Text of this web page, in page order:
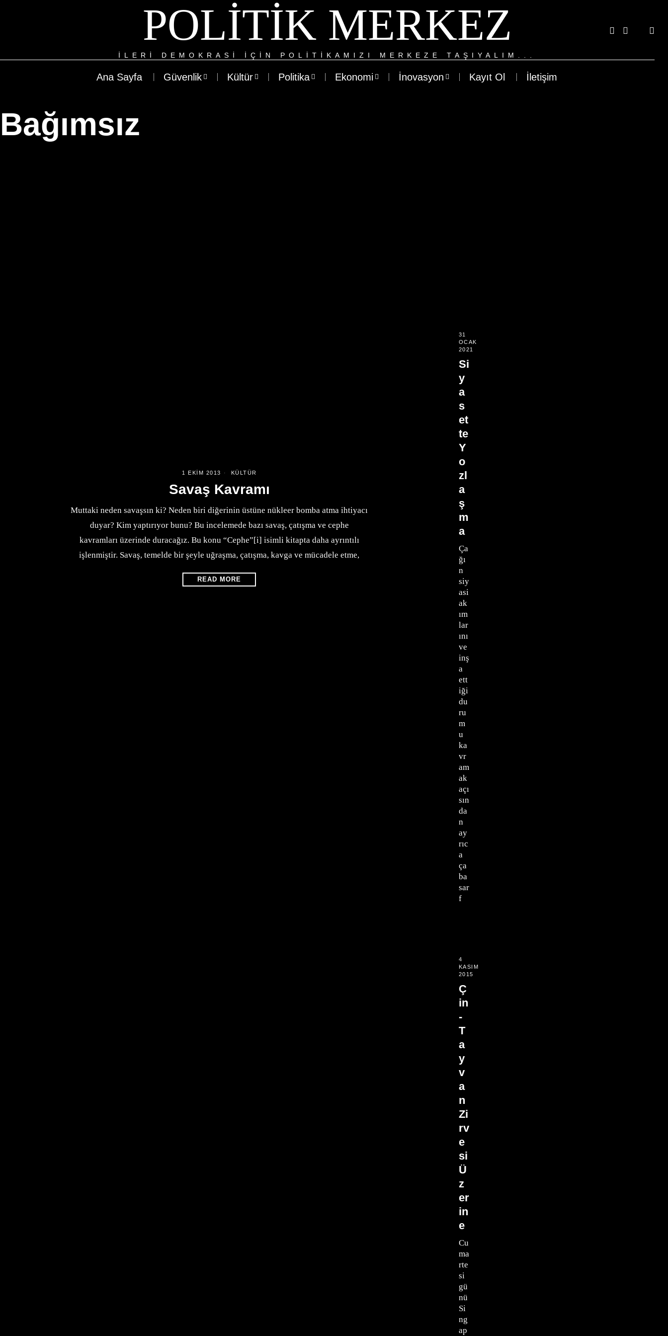
POLITIK MERKEZ
ILERI DEMOKRASI IÇIN POLITIKAMIZI MERKEZE TAŞIYALIM...
Ana Sayfa Güvenlik Kültür Politika Ekonomi İnovasyon Kayıt Ol İletişim
Bağımsız
1 EKIM 2013 KÜLTÜR
Savaş Kavramı
Muttaki neden savaşsın ki? Neden biri diğerinin üstüne nükleer bomba atma ihtiyacı
duyar? Kim yaptırıyor bunu? Bu incelemede bazı savaş, çatışma ve cephe
kavramları üzerinde duracağız. Bu konu “Cephe”[i] isimli kitapta daha ayrıntılı
işlenmiştir. Savaş, temelde bir şeyle uğraşma, çatışma, kavga ve mücadele etme,
READ MORE
31
OCAK
2021
Si
y
a
s
et
te
Y
o
zl
a
ş
m
a
Ça
ğı
n
siy
asi
ak
ım
lar
ını
ve
inş
a
ett
iği
du
ru
m
u
ka
vr
am
ak
açı
sın
da
n
ay
rıc
a
ça
ba
sar
f
4
KASIM
2015
Ç
in
-
T
a
y
v
a
n
Zi
rv
e
si
Ü
z
er
in
e
Cu
ma
rte
si
gü
nü
Si
ng
ap